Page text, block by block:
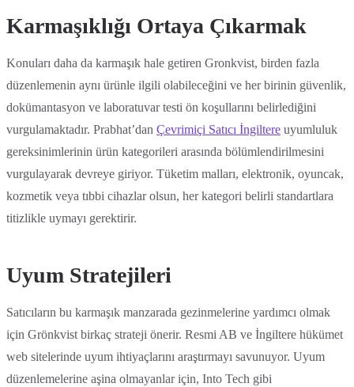
Karmaşıklığı Ortaya Çıkarmak
Konuları daha da karmaşık hale getiren Gronkvist, birden fazla
düzenlemenin aynı ürünle ilgili olabileceğini ve her birinin güvenlik,
dokümantasyon ve laboratuvar testi ön koşullarını belirlediğini
vurgulamaktadır. Prabhat’dan Çevrimiçi Satıcı İngiltere uyumluluk
gereksinimlerinin ürün kategorileri arasında bölümlendirilmesini
vurgulayarak devreye giriyor. Tüketim malları, elektronik, oyuncak,
kozmetik veya tıbbi cihazlar olsun, her kategori belirli standartlara
titizlikle uymayı gerektirir.
Uyum Stratejileri
Satıcıların bu karmaşık manzarada gezinmelerine yardımcı olmak
için Grönkvist birkaç strateji önerir. Resmi AB ve İngiltere hükümet
web sitelerinde uyum ihtiyaçlarını araştırmayı savunuyor. Uyum
düzenlemelerine aşina olmayanlar için, Into Tech gibi